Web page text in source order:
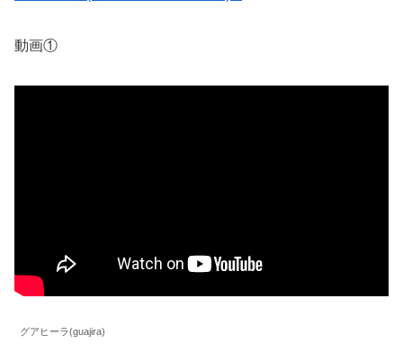
動画①
グアヒーラ(guajira)